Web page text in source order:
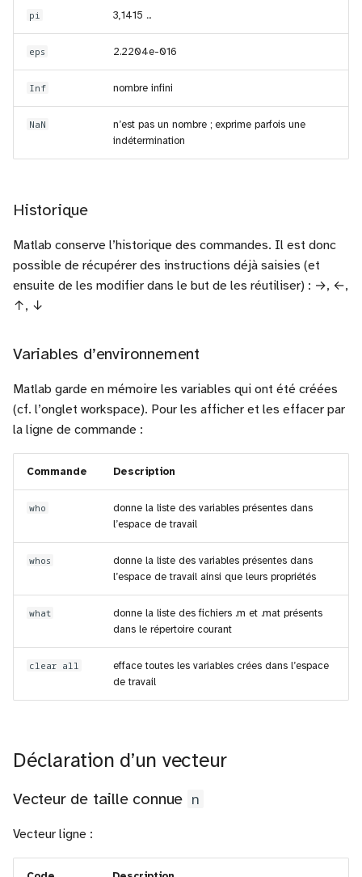
pi 3,1415 ...
eps 2.2204e-016
Inf nombre infini
NaN
n’est pas un nombre ; exprime parfois une
indétermination
Historique
Matlab conserve l’historique des commandes. Il est donc
possible de récupérer des instructions déjà saisies (et
ensuite de les modifier dans le but de les réutiliser) : →, ←,
↑, ↓
Variables d’environnement
Matlab garde en mémoire les variables qui ont été créées
(cf. l’onglet workspace). Pour les afficher et les effacer par
la ligne de commande :
Commande Description
who
donne la liste des variables présentes dans
l’espace de travail
whos
donne la liste des variables présentes dans
l’espace de travail ainsi que leurs propriétés
what
donne la liste des fichiers .m et .mat présents
dans le répertoire courant
clear all
efface toutes les variables crées dans l’espace
de travail
Déclaration d’un vecteur
Vecteur de taille connue n
Vecteur ligne :